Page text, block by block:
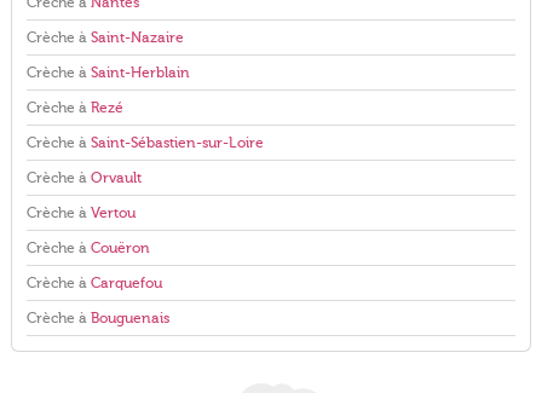
Crèche à Saint-Nazaire
Crèche à Saint-Herblain
Crèche à Rezé
Crèche à Saint-Sébastien-sur-Loire
Crèche à Orvault
Crèche à Vertou
Crèche à Couëron
Crèche à Carquefou
Crèche à Bouguenais